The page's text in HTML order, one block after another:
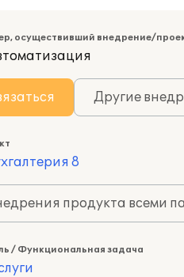
осуществивший внедрение/
Другие
8
продукта всеми
/ Функциональная задача